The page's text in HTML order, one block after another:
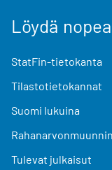
Löydä
StatFin-tietokanta
Tilastotietokannat
Suomi lukuina
Rahanarvonmuunnin
Tulevat julkaisut